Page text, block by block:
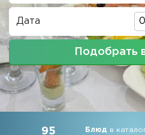
Дата
Подобрать
95 Блюд в